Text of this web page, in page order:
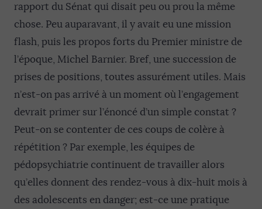
rapport du Sénat qui disait peu ou prou la même
chose. Peu auparavant, il y avait eu une mission
flash, puis les propos forts du Premier ministre de
l’époque, Michel Barnier. Bref, une succession de
prises de positions, toutes assurément utiles. Mais
n’est-on pas arrivé à un moment où l’engagement
devrait primer sur l’énoncé d’un simple constat ?
Peut-on se contenter de ces coups de colère à
répétition ? Par exemple, les équipes de
pédopsychiatrie continuent de travailler alors
qu’elles donnent des rendez-vous à dix-huit mois à
des adolescents en danger; est-ce une pratique